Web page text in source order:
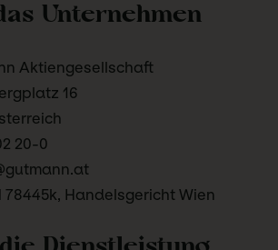
Unternehmen
Aktiengesellschaft
16
20-0
78445k, Handelsgericht Wien